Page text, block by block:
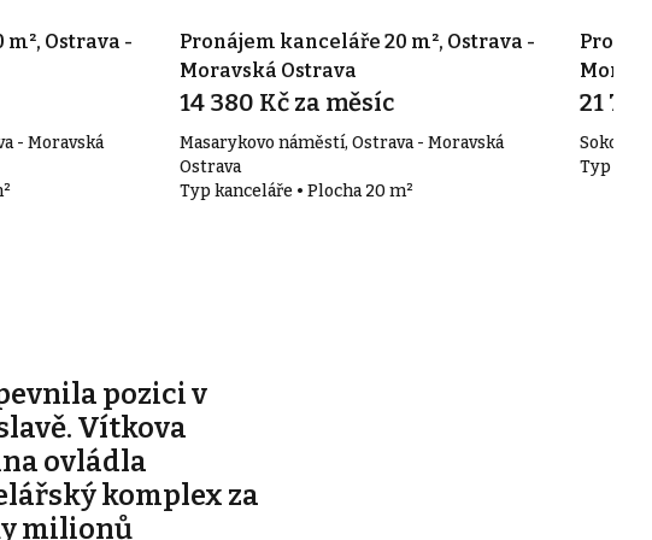
Ostrava -
- Moravská
Pronájem kanceláře 20 m², Ostrava -
Moravská Ostrava
14 380 Kč za měsíc
Masarykovo náměstí, Ostrava - Moravská
Ostrava
Typ kanceláře • Plocha 20 m²
21
Typ
pozici v
Vítkova
ovládla
komplex za
milionů